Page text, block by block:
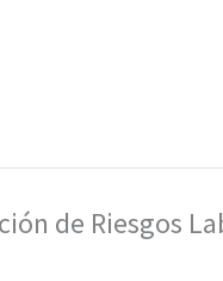
de Riesgos